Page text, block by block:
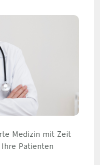
Medizin mit Zeit
Patienten